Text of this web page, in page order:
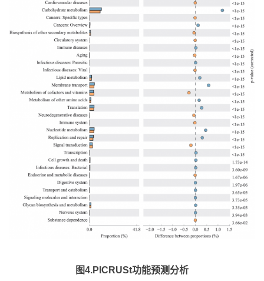
图4.PICRUSt功能预测分析